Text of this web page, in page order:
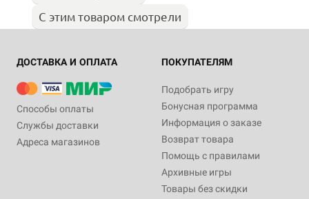
С этим товаром смотрели
ДОСТАВКА И ОПЛАТА
Способы оплаты
Службы доставки
Адреса магазинов
ПОКУПАТЕЛЯМ
Подобрать игру
Бонусная программа
Информация о заказе
Возврат товара
Помощь с правилами
Архивные игры
Товары без скидки